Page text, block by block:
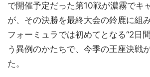
で開催予定だった第10戦が濃霧でキ
が、その決勝を最終大会の鈴鹿に組
フォーミュラでは初めてとなる“2日
う異例のかたちで、今季の王座決戦
た。